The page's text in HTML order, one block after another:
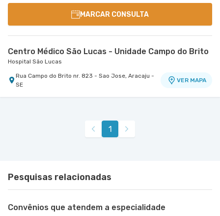
MARCAR CONSULTA
Centro Médico São Lucas - Unidade Campo do Brito
Hospital São Lucas
Rua Campo do Brito nr. 823 - Sao Jose, Aracaju -
SE
VER MAPA
1
Pesquisas relacionadas
Convênios que atendem a especialidade